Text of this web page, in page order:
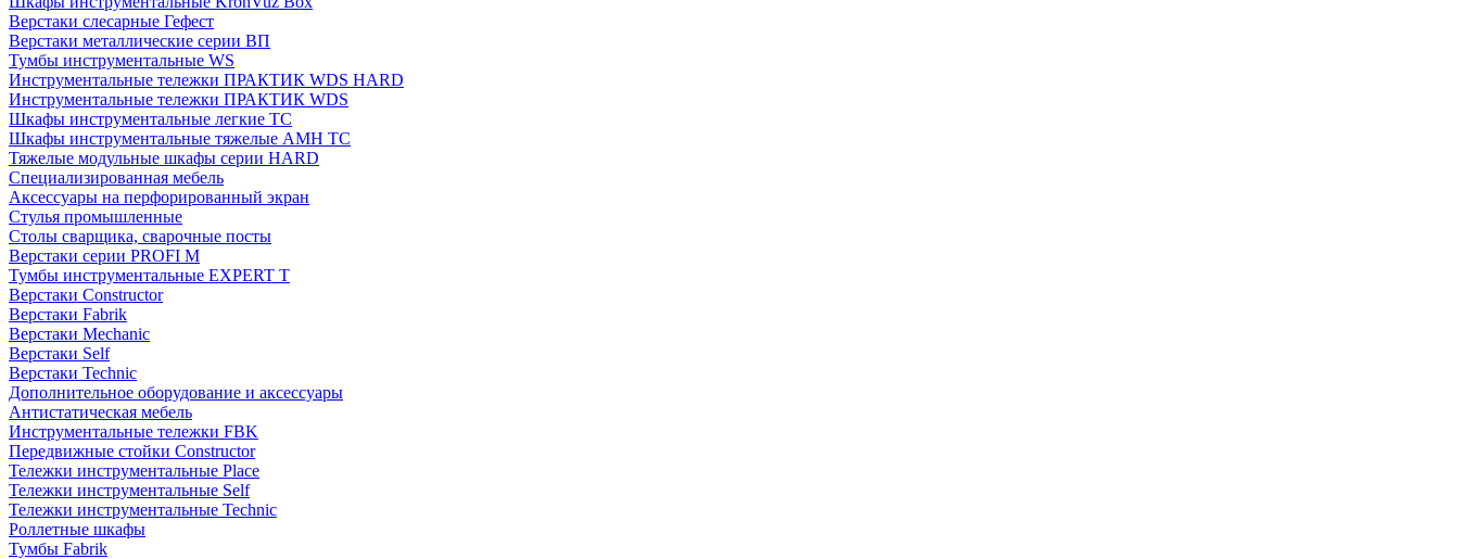
Верстаки слесарные Гефест
Верстаки металлические серии ВП
Тумбы инструментальные WS
Инструментальные тележки ПРАКТИК WDS HARD
Инструментальные тележки ПРАКТИК WDS
Шкафы инструментальные легкие ТС
Шкафы инструментальные тяжелые AMH TC
Тяжелые модульные шкафы серии HARD
Cпециализированная мебель
Аксессуары на перфорированный экран
Стулья промышленные
Столы сварщика, сварочные посты
Верстаки серии PROFI M
Тумбы инструментальные EXPERT T
Верстаки Constructor
Верстаки Fabrik
Верстаки Mechanic
Верстаки Self
Верстаки Technic
Дополнительное оборудование и аксессуары
Антистатическая мебель
Инструментальные тележки FBK
Передвижные стойки Constructor
Тележки инструментальные Place
Тележки инструментальные Self
Тележки инструментальные Technic
Роллетные шкафы
Тумбы Fabrik